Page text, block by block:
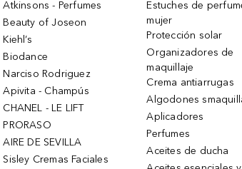
Atkinsons - Perfumes
Beauty of Joseon
Kiehl’s
Biodance
Narciso Rodriguez
Apivita - Champús
CHANEL - LE LIFT
PRORASO
AIRE DE SEVILLA
Sisley Cremas Faciales
Estuches de
mujer
Protección solar
Organizadores de
maquillaje
Crema antiarrugas
Algodones
Aplicadores
Perfumes
Aceites de ducha